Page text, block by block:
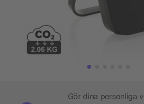
Gör dina personliga